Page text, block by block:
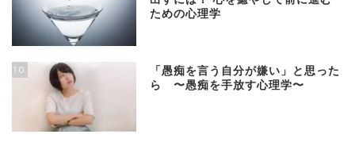
ための心理学
10
「愚痴を言う自分が嫌い」と思った
ら 〜愚痴を手放す心理学〜